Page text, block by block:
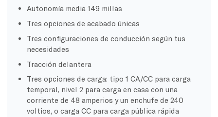
Autonomía media 149 millas
Tres opciones de acabado únicas
Tres configuraciones de conducción según tus
necesidades
Tracción delantera
Tres opciones de carga: tipo 1 CA/CC para carga
temporal, nivel 2 para carga en casa con una
corriente de 48 amperios y un enchufe de 240
voltios, o carga CC para carga pública rápida